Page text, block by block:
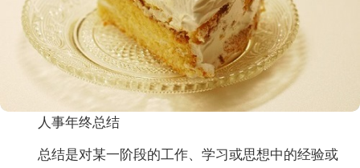
人事年终总结
总结是对某一阶段的工作、学习或思想中的经验或